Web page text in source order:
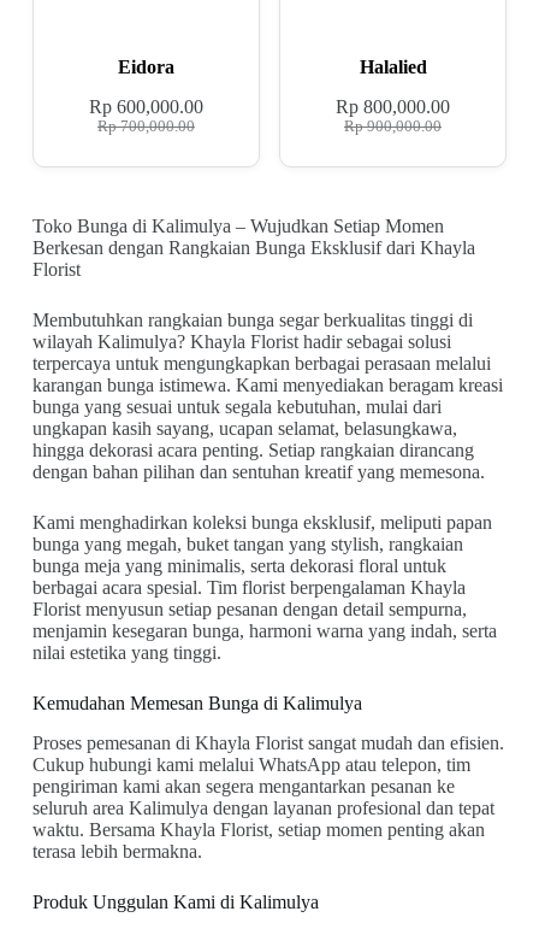
Eidora
Rp700,000.00
Rp600,000.00
Halalied
Rp900,000.00
Rp 800,000.00
Toko Bunga di Kalimulya – Wujudkan Setiap Momen
Berkesan dengan Rangkaian Bunga Eksklusif dari Khayla
Florist
Membutuhkan rangkaian bunga segar berkualitas tinggi di
wilayah Kalimulya? Khayla Florist hadir sebagai solusi
terpercaya untuk mengungkapkan berbagai perasaan melalui
karangan bunga istimewa. Kami menyediakan beragam kreasi
bunga yang sesuai untuk segala kebutuhan, mulai dari
ungkapan kasih sayang, ucapan selamat, belasungkawa,
hingga dekorasi acara penting. Setiap rangkaian dirancang
dengan bahan pilihan dan sentuhan kreatif yang memesona.
Kami menghadirkan koleksi bunga eksklusif, meliputi papan
bunga yang megah, buket tangan yang stylish, rangkaian
bunga meja yang minimalis, serta dekorasi floral untuk
berbagai acara spesial. Tim florist berpengalaman Khayla
Florist menyusun setiap pesanan dengan detail sempurna,
menjamin kesegaran bunga, harmoni warna yang indah, serta
nilai estetika yang tinggi.
Kemudahan Memesan Bunga di Kalimulya
Proses pemesanan di Khayla Florist sangat mudah dan efisien.
Cukup hubungi kami melalui WhatsApp atau telepon, tim
pengiriman kami akan segera mengantarkan pesanan ke
seluruh area Kalimulya dengan layanan profesional dan tepat
waktu. Bersama Khayla Florist, setiap momen penting akan
terasa lebih bermakna.
Produk Unggulan Kami di Kalimulya